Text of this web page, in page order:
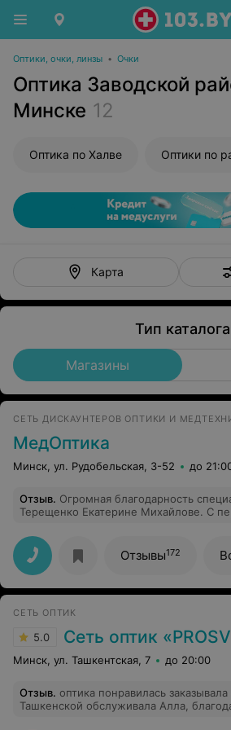
Оптики, очки, линзы • Очки
Оптика Заводской
Минске 12
Оптика по Халве Оптики по
Карта
Тип каталога
Магазины
СЕТЬ ДИСКАУНТЕРОВ ОПТИКИ И
МедОптика
Минск, ул. Рудобельская, 3-52 до
Отзыв. Огромная благодарность
Терещенко Екатерине Михайлове. С
Я, как родитель, получила
исчерпывающую информацию на все
Ребёнок (13 лет) - возможность
заниматься спортом без ограничений (
мешают очки или линзы). Приятным
специалиста желания не возникало,
терпением). Однозначно -
протоколам лечения в поликлинике -
должны доносить информацию о
возможности использования ночных
дело каждого. Огромная
Отзывы172
СЕТЬ ОПТИК
5.0 Сеть оптик
Минск, ул. Ташкентская, 7 до 20:00
Отзыв. оптика понравилась
Ташкенской обслуживала Алла,